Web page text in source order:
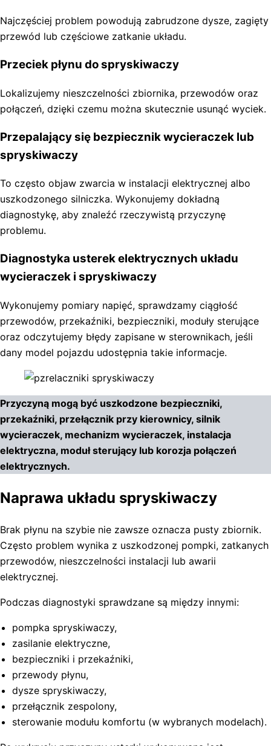
Najczęściej problem powodują zabrudzone dysze, zagięty
przewód lub częściowe zatkanie układu.
Przeciek płynu do spryskiwaczy
Lokalizujemy nieszczelności zbiornika, przewodów oraz
połączeń, dzięki czemu można skutecznie usunąć wyciek.
Przepalający się bezpiecznik wycieraczek lub
spryskiwaczy
To często objaw zwarcia w instalacji elektrycznej albo
uszkodzonego silniczka. Wykonujemy dokładną
diagnostykę, aby znaleźć rzeczywistą przyczynę
problemu.
Diagnostyka usterek elektrycznych układu
wycieraczek i spryskiwaczy
Wykonujemy pomiary napięć, sprawdzamy ciągłość
przewodów, przekaźniki, bezpieczniki, moduły sterujące
oraz odczytujemy błędy zapisane w sterownikach, jeśli
dany model pojazdu udostępnia takie informacje.
Przyczyną mogą być uszkodzone bezpieczniki,
przekaźniki, przełącznik przy kierownicy, silnik
wycieraczek, mechanizm wycieraczek, instalacja
elektryczna, moduł sterujący lub korozja połączeń
elektrycznych.
Naprawa układu spryskiwaczy
Brak płynu na szybie nie zawsze oznacza pusty zbiornik.
Często problem wynika z uszkodzonej pompki, zatkanych
przewodów, nieszczelności instalacji lub awarii
elektrycznej.
Podczas diagnostyki sprawdzane są między innymi:
pompka spryskiwaczy,
zasilanie elektryczne,
bezpieczniki i przekaźniki,
przewody płynu,
dysze spryskiwaczy,
przełącznik zespolony,
sterowanie modułu komfortu (w wybranych modelach).